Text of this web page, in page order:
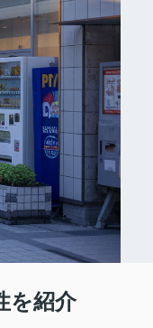
を紹介